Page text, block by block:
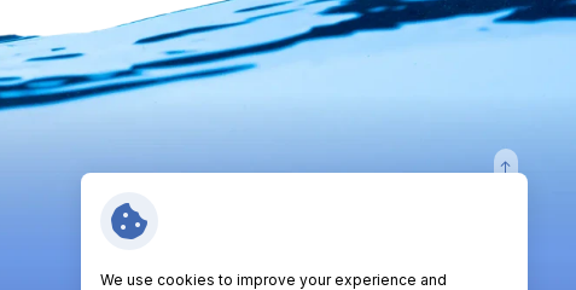
Follow Us:
We use cookies to improve your experience and